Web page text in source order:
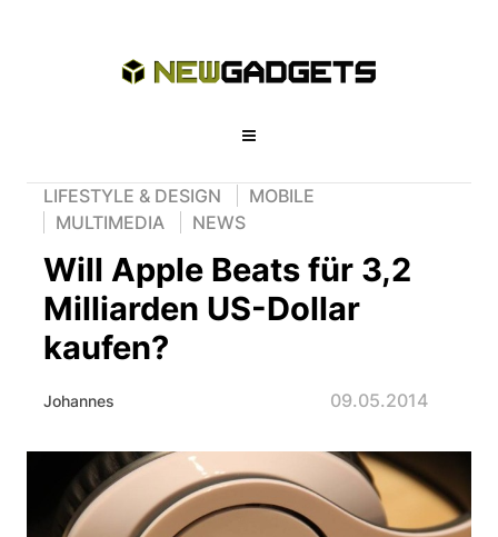
LIFESTYLE & DESIGN
MOBILE
MULTIMEDIA
NEWS
Will Apple Beats für 3,2
Milliarden US-Dollar
kaufen?
Johannes 09.05.2014